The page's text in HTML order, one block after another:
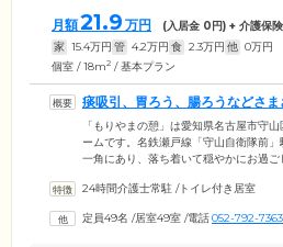
月額21.9 万円 (入居金 0円) + 介護保
家 15.4万円 管 4.2万円 食 2.3万円 他 0万円
個室 / 18m2 / 基本プラン
痰吸引、胃ろう、腸ろうなどさ
です
「もりやまの憩」は愛知県名古屋市守
ームです。名鉄瀬戸線「守山自衛隊前
一角にあり、落ち着いて穏やかにお過
行為事業者の登録を受けているため、口
師が常駐しているため、ストーマ、人工
24時間介護士常駐 /トイレ付き居室
定員49名 /居室49室 /電話052-792-7363